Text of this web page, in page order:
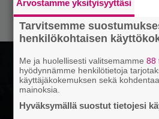
Arvostamme yksityisyyttäsi
Tarvitsemme
henkilökohtaisen
Me ja huolellisesti valitsemamme88
hyödynnämme henkilötietoja
käyttäjäkokemuksen sekä
mainoksia.
Hyväksymällä suostut tietojesi